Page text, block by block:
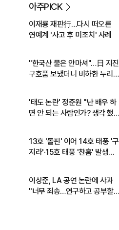
아주PICK
이재룡 재판行…다시 떠오른
연예계 '사고 후 미조치' 사례
"한국산 물은 안마셔"…日 지진
구호품 보냈더니 비하한 누리
'태도 논란' 정준원 "난 배우 하
면 안 되는 사람인가? 생각 했
13호 '돌핀' 이어 14호 태풍 '구
지라'·15호 태풍 '찬홈' 발생…
이상준, LA 공연 논란에 사과
"너무 죄송…연구하고 공부할